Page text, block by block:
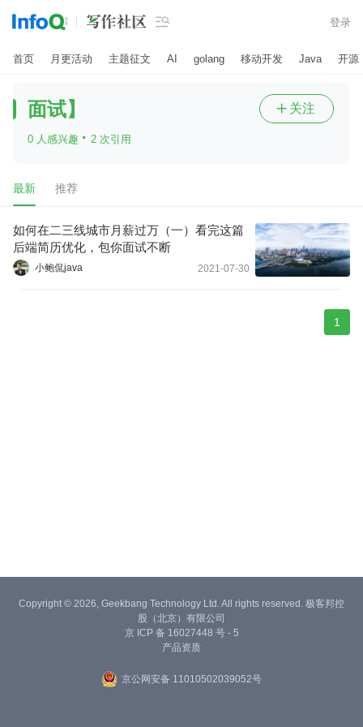
 登录
首页 月更活动 主题征文 AI golang 移动开发 Java 开源
面试】
0 人感兴趣 · 2 次引用
 关注
最新 推荐
如何在二三线城市月薪过万（一）看完这篇
后端简历优化，包你面试不断
小鲍侃java 2021-07-30
1
Copyright © 2026, Geekbang Technology Ltd. All rights reserved. 极客邦控
股（北京）有限公司
京 ICP 备 16027448 号 - 5
产品资质
京公网安备 11010502039052号